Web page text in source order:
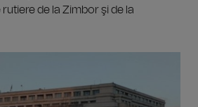
de la Zimbor şi de la